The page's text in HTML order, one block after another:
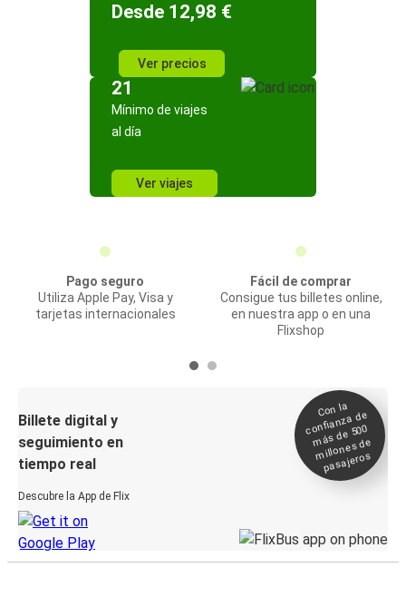
Desde 12,98 €
Ver precios
21
Mínimo de viajes
al día
Ver viajes
Pago seguro
Utiliza Apple Pay, Visa y
tarjetas internacionales
Fácil de comprar
Consigue tus billetes online,
en nuestra app o en una
Flixshop
Billete digital y
seguimiento en
tiempo real
Descubre la App de Flix
Con la
confianza de
más de 500
millones de
pasajeros